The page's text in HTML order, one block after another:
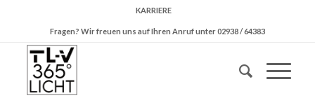
KARRIERE
Fragen? Wir freuen uns auf Ihren Anruf unter 02938 / 64383